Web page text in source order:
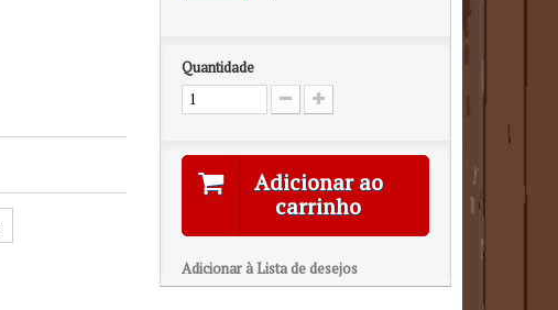
Quantidade
Adicionar ao
carrinho
Adicionar à Lista de desejos